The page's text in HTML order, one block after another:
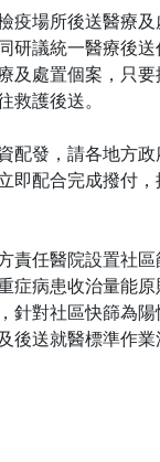
疫場所後送醫療
研議統一醫療後
及處置個案，只
救護後送。
配發，請各地方
即配合完成撥付
責任醫院設置社
症病患收治量能
針對社區快篩為
後送就醫標準作業